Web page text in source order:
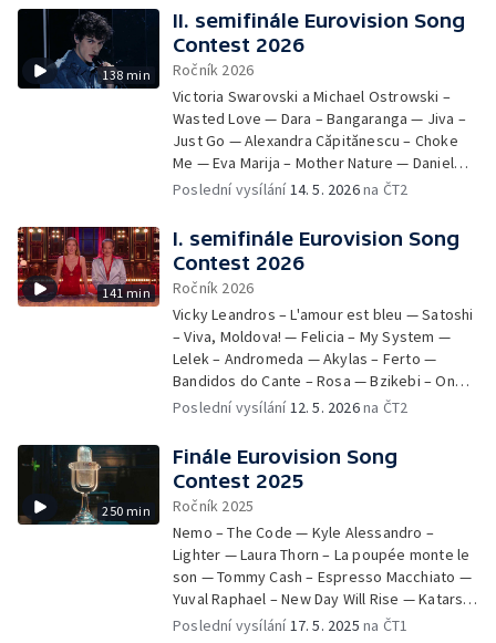
Delta Goodrem – Eclipse — Lavina – Kraj
mene — Aidan – Bella — Daniel Žižka –
Crossroads — Dara – Bangaranga — Lelek –
Andromeda — Look Mum No Computer –
Eins, Zwei, Drei — Monroe – Regarde ! —
Satoshi – Viva, Moldova! — Linda Lampenius
a Pete Parkkonen – Liekinheitin — Alicja –
Pray — Lion Ceccah – Sólo quiero más —
Felicia – My System — Antigoni – Jalla — Sal
Ya Ya — Alexandra Căpitănescu – Choke Me
— Cosmó – Tanzschein — Max Mutzke,
Ruslana, Lordi, Alexander Rybak, Verka
Serduchka, Kristian Kostov, Erika Vikman a
Miriana Conte – medley písní z minulosti —
Parov Stelar – Black Lilies — Cesár Sampson
– Vienna — Vyhlášení výsledků
138 min
II. semifinále Eurovision Song
Contest 2026
Ročník 2026
Victoria Swarovski a Michael Ostrowski –
Wasted Love — Dara – Bangaranga — Jiva –
Just Go — Alexandra Căpitănescu – Choke
Me — Eva Marija – Mother Nature — Daniel
Žižka – Crossroads — Monroe – Regarde ! —
Alice — Antigoni – Jalla — Cosmó –
Tanzschein — Atvara – Ēnā — Søren
Torpegaard Lund – Før vi går hjem — Delta
Goodrem – Eclipse — Leléka – Ridnym —
Look Mum No Computer – Eins, Zwei, Drei —
Alis – Nân — Aidan – Bella — Jonas Lovv – Ya
Ya Ya — Victoria Swarovski a Michael
Ostrowski – I'm So Excited — JJ – Unknown
— Vyhlášení výsledků
Poslední vysílání14. 5. 2026na ČT2
141 min
I. semifinále Eurovision Song
Contest 2026
Ročník 2026
Vicky Leandros – L'amour est bleu — Satoshi
– Viva, Moldova! — Felicia – My System —
Lelek – Andromeda — Akylas – Ferto —
Bandidos do Cante – Rosa — Bzikebi – On
Replay — Sal Da Vinci – Per sempre sì —
Liekinheitin — Tamara Živković – Nova zora —
Vanilla Ninja – Too Epic to Be True — Noam
Bettan – Michelle — Sarah Engels – Fire —
Essyla – Dancing on the Ice — Lion Ceccah –
Sólo quiero más — Senhit – Superstar —
Alicja – Pray — Lavina – Kraj mene —
Zurcaroh – Welcome to the Funfair —
Victoria Swarovski, Michael Ostrowski a Go-
Jo – Kangaroo — Vyhlášení výsledků
Poslední vysílání12. 5. 2026na ČT2
250 min
Finále Eurovision Song
Contest 2025
Ročník 2025
Nemo – The Code — Kyle Alessandro –
Lighter — Laura Thorn – La poupée monte le
son — Tommy Cash – Espresso Macchiato —
Yuval Raphael – New Day Will Rise — Katarsis
– Tavo akys — Melody – Esa diva — Ziferblat
Poslední vysílání17. 5. 2025 na ČT1